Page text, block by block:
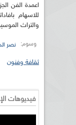
اعمدة الفن
للاسهام
والتراث
وسوم: نصر
ثقافة وفنون
فيديوهات